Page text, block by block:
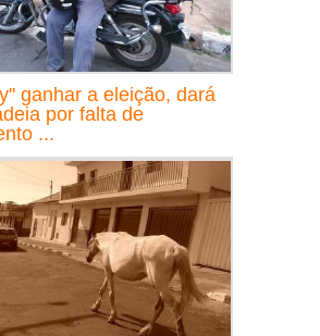
ganhar a eleição, dará
por falta de
...